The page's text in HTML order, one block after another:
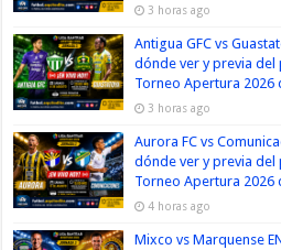
3 horas ago
Antigua GFC vs
dónde ver y previa del
Torneo Apertura 2026
3 horas ago
Aurora FC vs
dónde ver y previa del
Torneo Apertura 2026
4 horas ago
Mixco vs Marquense